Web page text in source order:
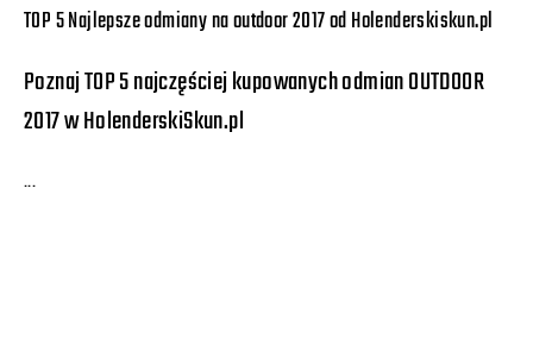
TOP 5 Najlepsze odmiany na outdoor 2017 od Holenderskiskun.pl
Poznaj TOP 5 najczęściej kupowanych odmian OUTDOOR
2017 w HolenderskiSkun.pl
...